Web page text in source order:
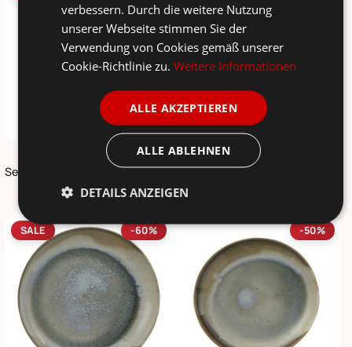
BLOOMINGVILLE
Servierplatte Heather braun, Steingut
28,90 € 14,50 €
BLOOMINGVILLE
Servierplatte Heather, Steingut
SALE -60% -50%
verbessern. Durch die weitere Nutzung
unserer Webseite stimmen Sie der
Verwendung von Cookies gemäß unserer
Cookie-Richtlinie zu. Weitere Informationen
ALLE AKZEPTIEREN
ALLE ABLEHNEN
DETAILS ANZEIGEN